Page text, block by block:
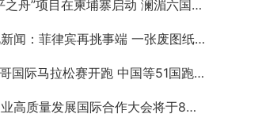
“澜湄和平之舟”项目在柬埔寨启动 澜湄六国青年共话和平与发展
中国央视新闻：菲律宾再挑事端 一张废图纸划不走中国黄岩岛
第11届吴哥国际马拉松赛开跑 中国等51国跑者齐聚暹粒
柬埔寨农业高质量发展国际合作大会将于8月20日举行